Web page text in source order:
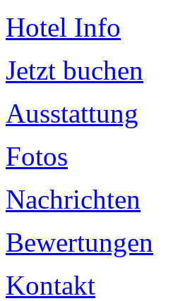
Hotel Info
Jetzt buchen
Ausstattung
Fotos
Nachrichten
Bewertungen
Kontakt